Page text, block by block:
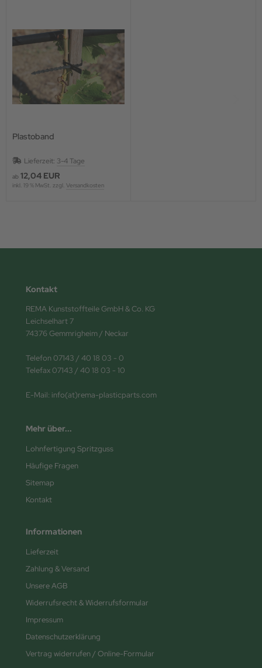
Plastoband
Lieferzeit: 3-4 Tage
ab 12,04 EUR
inkl. 19 % MwSt. zzgl. Versandkosten
Kontakt
REMA Kunststoffteile GmbH & Co. KG
Leichselhart 7
74376 Gemmrigheim / Neckar
Telefon 07143 / 40 18 03 - 0
Telefax 07143 / 40 18 03 - 10
E-Mail: info(at)rema-plasticparts.com
Mehr über...
Lohnfertigung Spritzguss
Häufige Fragen
Sitemap
Kontakt
Informationen
Lieferzeit
Zahlung & Versand
Unsere AGB
Widerrufsrecht & Widerrufsformular
Impressum
Datenschutzerklärung
Vertrag widerrufen / Online-Formular